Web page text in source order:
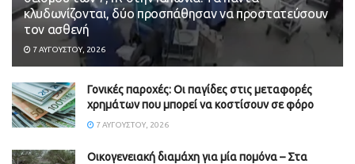
κλυδωνίζονται, δύο προσπάθησαν να προστατεύσουν
τον ασθενή
7 ΑΥΓΟΎΣΤΟΥ, 2026
Γονικές παροχές: Οι παγίδες στις μεταφορές
χρημάτων που μπορεί να κοστίσουν σε φόρο
7 ΑΥΓΟΎΣΤΟΥ, 2026
Οικογενειακή διαμάχη για μία πομόνα – Στα